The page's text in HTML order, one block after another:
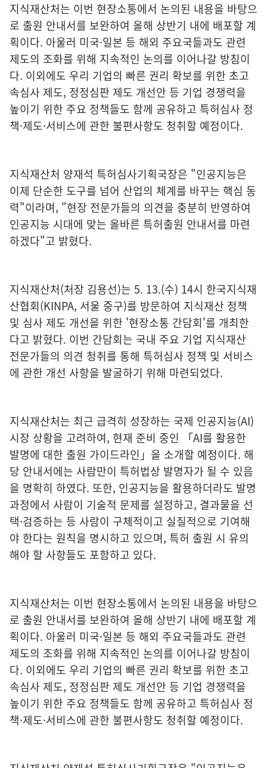
지식재산처는 이번 현장소통에서 논의된 내용을 바탕으
로 출원 안내서를 보완하여 올해 상반기 내에 배포할 계
획이다. 아울러 미국·일본 등 해외 주요국들과도 관련
제도의 조화를 위해 지속적인 논의를 이어나갈 방침이
다. 이외에도 우리 기업의 빠른 권리 확보를 위한 초고
속심사 제도, 정정심판 제도 개선안 등 기업 경쟁력을
높이기 위한 주요 정책들도 함께 공유하고 특허심사 정
책·제도·서비스에 관한 불편사항도 청취할 예정이다.
지식재산처 양재석 특허심사기획국장은 "인공지능은
이제 단순한 도구를 넘어 산업의 체계를 바꾸는 핵심 동
력"이라며, "현장 전문가들의 의견을 충분히 반영하여
인공지능 시대에 맞는 올바른 특허출원 안내서를 마련
하겠다"고 밝혔다.
지식재산처(처장 김용선)는 5. 13.(수) 14시 한국지식재
산협회(KINPA, 서울 중구)를 방문하여 지식재산 정책
및 심사 제도 개선을 위한 '현장소통 간담회'를 개최한
다고 밝혔다. 이번 간담회는 국내 주요 기업 지식재산
전문가들의 의견 청취를 통해 특허심사 정책 및 서비스
에 관한 개선 사항을 발굴하기 위해 마련되었다.
지식재산처는 최근 급격히 성장하는 국제 인공지능(AI)
시장 상황을 고려하여, 현재 준비 중인 「AI를 활용한
발명에 대한 출원 가이드라인」을 소개할 예정이다. 해
당 안내서에는 사람만이 특허법상 발명자가 될 수 있음
을 명확히 하였다. 또한, 인공지능을 활용하더라도 발명
과정에서 사람이 기술적 문제를 설정하고, 결과물을 선
택·검증하는 등 사람이 구체적이고 실질적으로 기여해
야 한다는 원칙을 명시하고 있으며, 특허 출원 시 유의
해야 할 사항들도 포함하고 있다.
지식재산처는 이번 현장소통에서 논의된 내용을 바탕으
로 출원 안내서를 보완하여 올해 상반기 내에 배포할 계
획이다. 아울러 미국·일본 등 해외 주요국들과도 관련
제도의 조화를 위해 지속적인 논의를 이어나갈 방침이
다. 이외에도 우리 기업의 빠른 권리 확보를 위한 초고
속심사 제도, 정정심판 제도 개선안 등 기업 경쟁력을
높이기 위한 주요 정책들도 함께 공유하고 특허심사 정
책·제도·서비스에 관한 불편사항도 청취할 예정이다.